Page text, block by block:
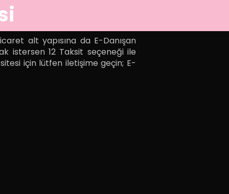
alt yapısına da E-Danışan
istersen 12 Taksit seçeneği ile
için lütfen iletişime geçin; E-